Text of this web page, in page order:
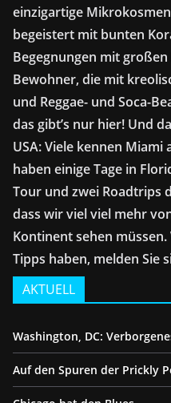
einzigartige
begeistert mit bunten
Begegnungen mit
Bewohner, die mit
und Reggae- und Soca-
das gibt’s nur hier! Und
USA: Viele kennen
haben einige Tage in
Tour und zwei Roadtrips
dass wir viel viel mehr
Kontinent sehen
Tipps haben, melden Sie
AKTUELL
Washington, DC:
Auf den Spuren der Prickly